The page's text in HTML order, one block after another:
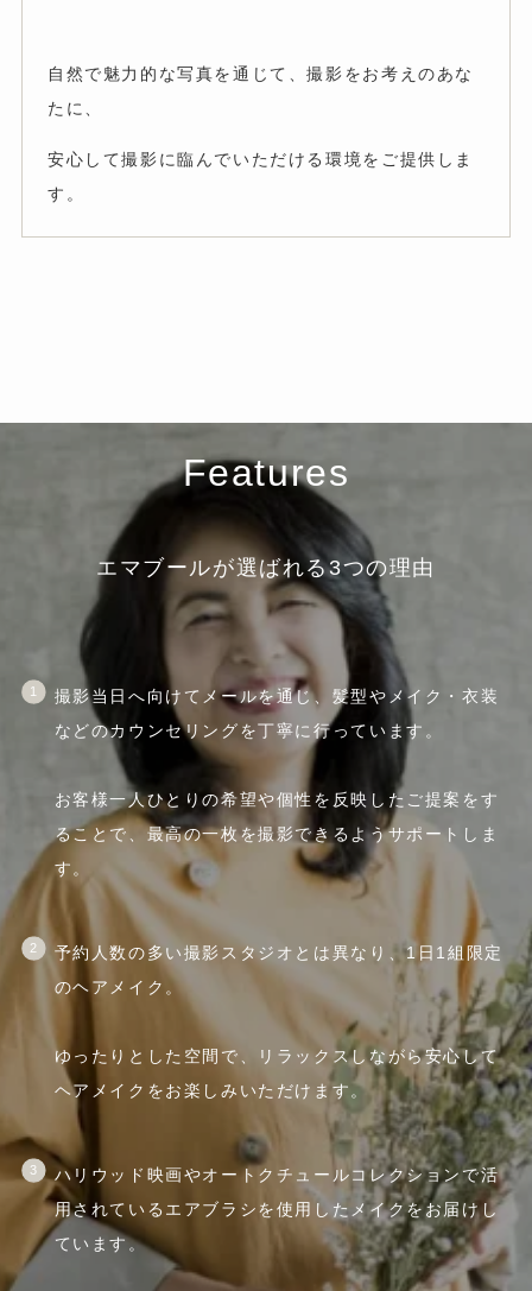
自然で魅力的な写真を通じて、撮影をお考えのあな
たに、
安心して撮影に臨んでいただける環境をご提供しま
す。
Features
エマブールが選ばれる3つの理由
撮影当日へ向けてメールを通じ、髪型やメイク・衣装
などのカウンセリングを丁寧に行っています。
お客様一人ひとりの希望や個性を反映したご提案をす
ることで、最高の一枚を撮影できるようサポートしま
す。
予約人数の多い撮影スタジオとは異なり、1日1組限定
のヘアメイク。
ゆったりとした空間で、リラックスしながら安心して
ヘアメイクをお楽しみいただけます。
ハリウッド映画やオートクチュールコレクションで活
用されているエアブラシを使用したメイクをお届けし
ています。